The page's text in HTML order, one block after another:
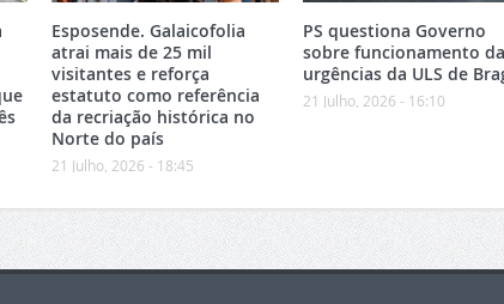
Esposende. Galaicofolia
atrai mais de 25 mil
visitantes e reforça
estatuto como referência
da recriação histórica no
Norte do país
21 Julho, 2026 - 18:45
PS questiona Governo
sobre funcionamento
urgências da ULS de
21 Julho, 2026 - 16:10